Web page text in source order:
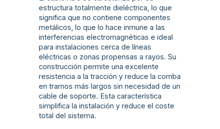
estructura totalmente dieléctrica, lo que
significa que no contiene componentes
metálicos, lo que lo hace inmune a las
interferencias electromagnéticas e ideal
para instalaciones cerca de líneas
eléctricas o zonas propensas a rayos. Su
construcción permite una excelente
resistencia a la tracción y reduce la comba
en tramos más largos sin necesidad de un
cable de soporte. Esta característica
simplifica la instalación y reduce el coste
total del sistema.